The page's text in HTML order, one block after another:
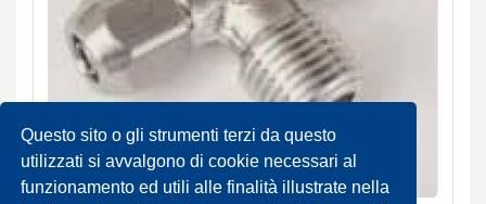
Questo sito o gli strumenti terzi da questo
utilizzati si avvalgono di cookie necessari al
funzionamento ed utili alle finalità illustrate nella